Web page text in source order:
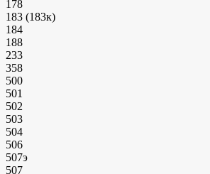
178
183 (183к)
184
188
233
358
500
501
502
503
504
506
507э
507